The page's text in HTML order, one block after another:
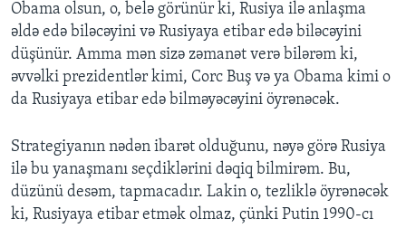
Obama olsun, o, belə görünür ki, Rusiya ilə anlaşma
əldə edə biləcəyini və Rusiyaya etibar edə biləcəyini
düşünür. Amma mən sizə zəmanət verə bilərəm ki,
əvvəlki prezidentlər kimi, Corc Buş və ya Obama kimi o
da Rusiyaya etibar edə bilməyəcəyini öyrənəcək.
Strategiyanın nədən ibarət olduğunu, nəyə görə Rusiya
ilə bu yanaşmanı seçdiklərini dəqiq bilmirəm. Bu,
düzünü desəm, tapmacadır. Lakin o, tezliklə öyrənəcək
ki, Rusiyaya etibar etmək olmaz, çünki Putin 1990-cı